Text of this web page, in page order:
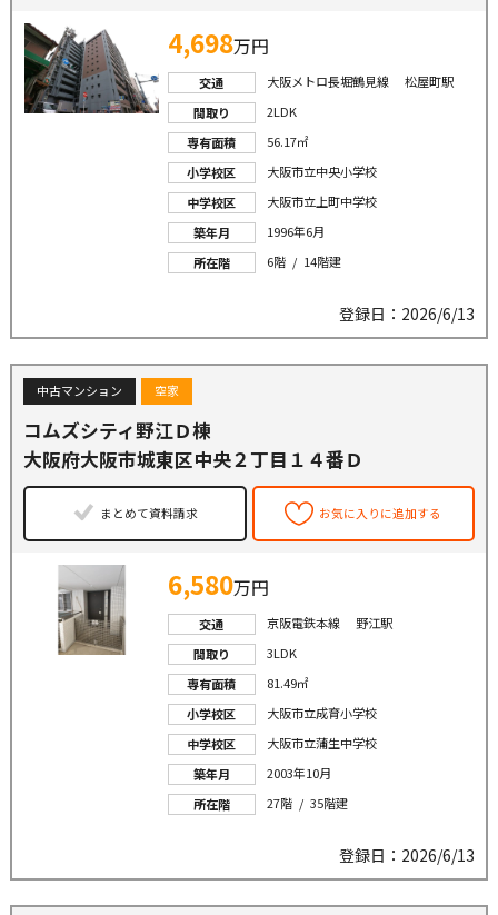
4,698万円
交通
大阪メトロ長堀鶴見線 松屋町駅
間取り
2LDK
専有面積
56.17㎡
小学校区
大阪市立中央小学校
中学校区
大阪市立上町中学校
築年月
1996年6月
所在階
6階 / 14階建
登録日：2026/6/13
中古マンション 空家
コムズシティ野江Ｄ棟
大阪府大阪市城東区中央２丁目１４番Ｄ
まとめて資料請求 お気に入りに追加する
6,580万円
交通
京阪電鉄本線 野江駅
間取り
3LDK
専有面積
81.49㎡
小学校区
大阪市立成育小学校
中学校区
大阪市立蒲生中学校
築年月
2003年10月
所在階
27階 / 35階建
登録日：2026/6/13